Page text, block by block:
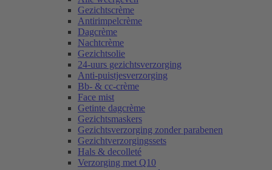
Gezichtscrème
Antirimpelcrème
Dagcrème
Nachtcrème
Gezichtsolie
24-uurs gezichtsverzorging
Anti-puistjesverzorging
Bb- & cc-crème
Face mist
Getinte dagcrème
Gezichtsmaskers
Gezichtsverzorging zonder parabenen
Gezichtverzorgingssets
Hals & decolleté
Verzorging met Q10